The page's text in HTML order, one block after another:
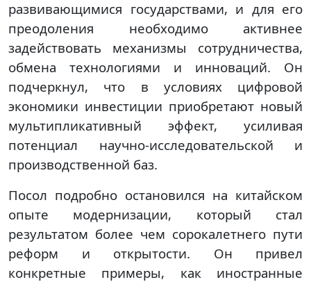
развивающимися государствами, и для его
преодоления необходимо активнее
задействовать механизмы сотрудничества,
обмена технологиями и инноваций. Он
подчеркнул, что в условиях цифровой
экономики инвестиции приобретают новый
мультипликативный эффект, усиливая
потенциал научно-исследовательской и
производственной баз.
Посол подробно остановился на китайском
опыте модернизации, который стал
результатом более чем сорокалетнего пути
реформ и открытости. Он привел
конкретные примеры, как иностранные